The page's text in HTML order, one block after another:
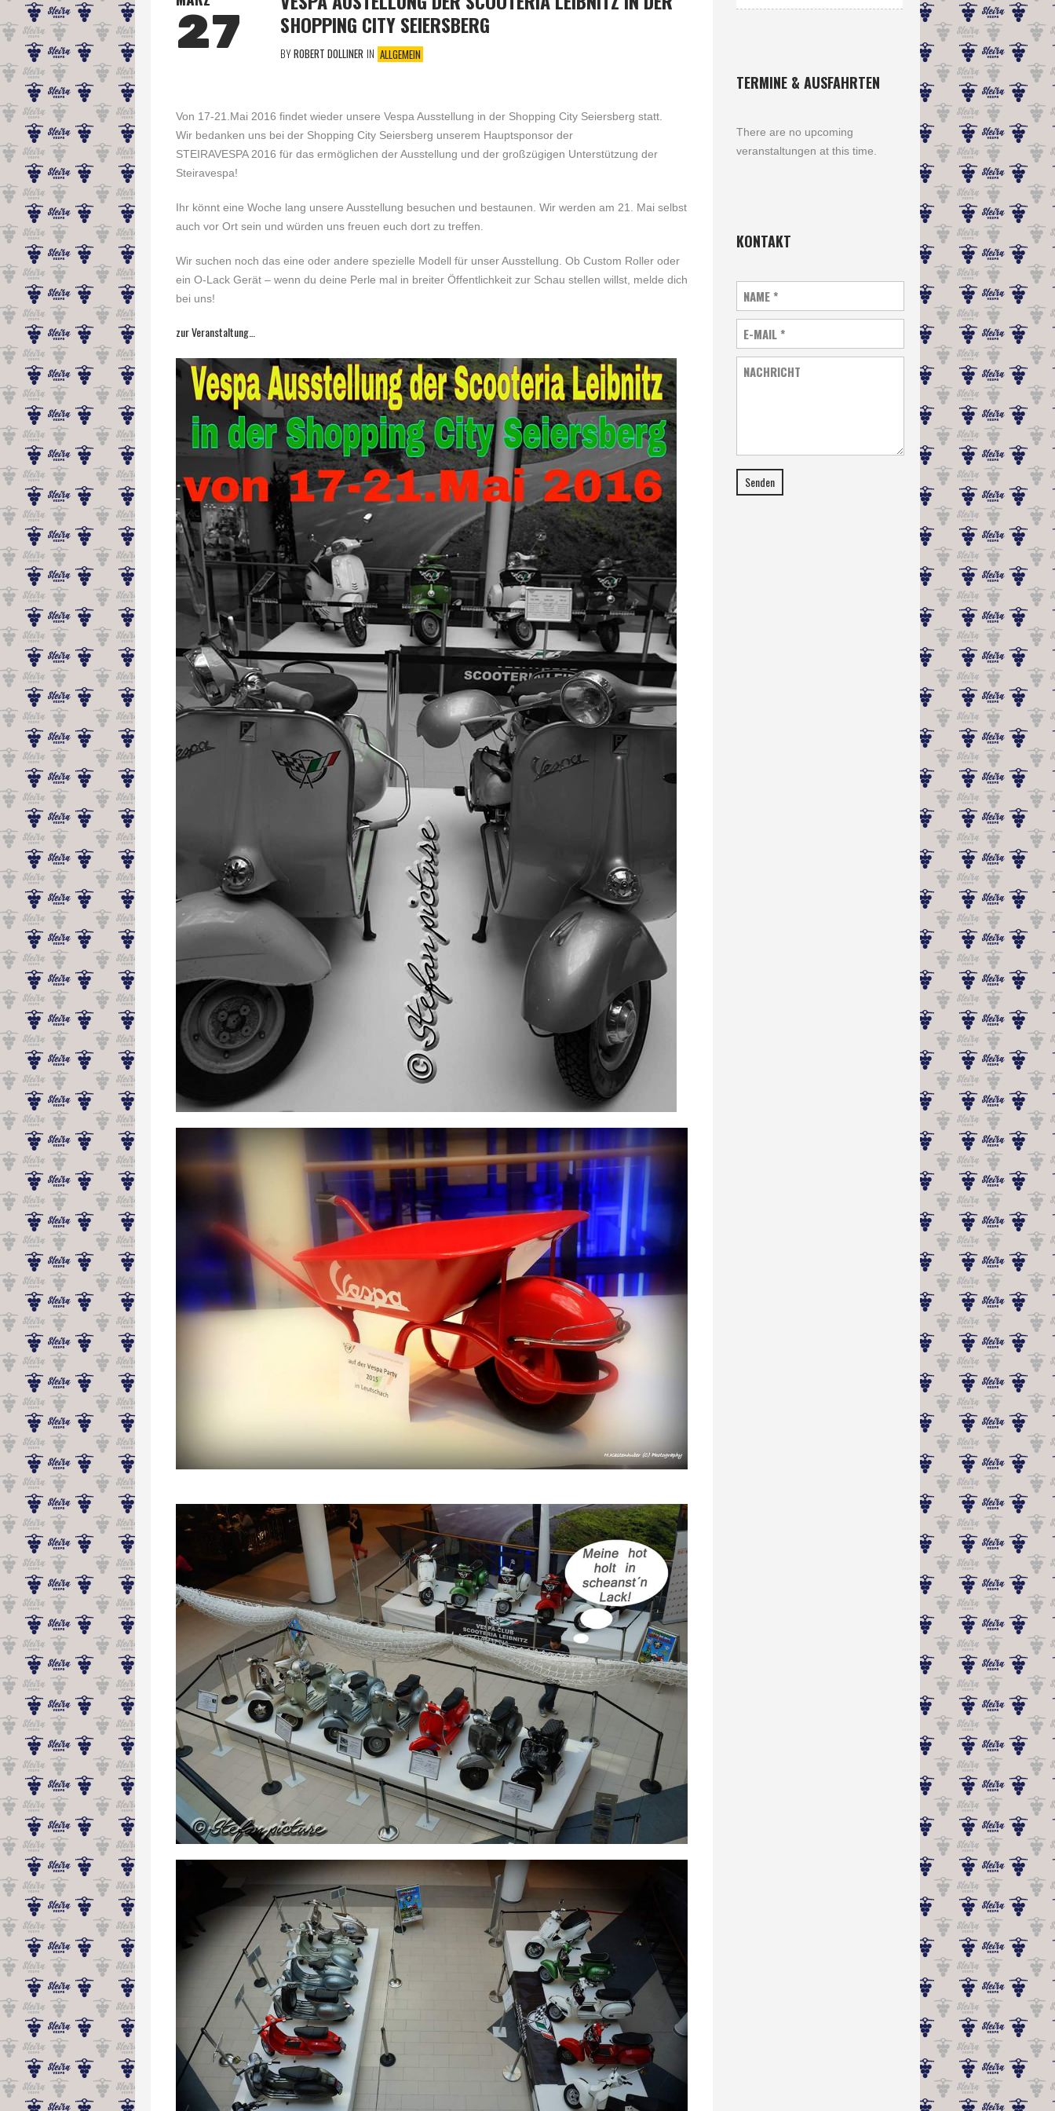
27
SHOPPING CITY SEIERSBERG
BYROBERT DOLLINER IN ALLGEMEIN
Von 17-21.Mai 2016 findet wieder unsere Vespa Ausstellung in der Shopping City Seiersberg statt.
Wir bedanken uns bei der Shopping City Seiersberg unserem Hauptsponsor der
STEIRAVESPA 2016 für das ermöglichen der Ausstellung und der großzügigen Unterstützung der
Steiravespa!
Ihr könnt eine Woche lang unsere Ausstellung besuchen und bestaunen. Wir werden am 21. Mai selbst
auch vor Ort sein und würden uns freuen euch dort zu treffen.
Wir suchen noch das eine oder andere spezielle Modell für unser Ausstellung. Ob Custom Roller oder
ein O-Lack Gerät – wenn du deine Perle mal in breiter Öffentlichkeit zur Schau stellen willst, melde dich
bei uns!
zur Veranstaltung…
TERMINE & AUSFAHRTEN
There are no upcoming
veranstaltungen at this time.
KONTAKT
NAME *
E-MAIL *
NACHRICHT
Senden